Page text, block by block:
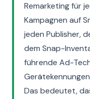
Remarketing für
Kampagnen auf
jeden Publisher,
dem Snap-
führende Ad-
Das bedeutet,